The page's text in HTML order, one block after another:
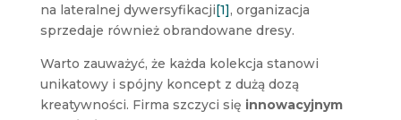
na lateralnej dywersyfikacji[1], organizacja
sprzedaje również obrandowane dresy.
Warto zauważyć, że każda kolekcja stanowi
unikatowy i spójny koncept z dużą dozą
kreatywności. Firma szczyci się innowacyjnym